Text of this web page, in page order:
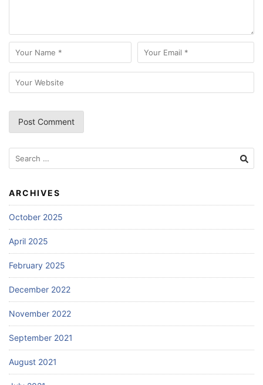
Search
for:
ARCHIVES
October 2025
April 2025
February 2025
December 2022
November 2022
September 2021
August 2021